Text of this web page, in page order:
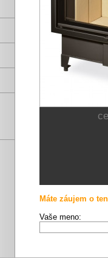
Máte záujem o
Vaše meno: